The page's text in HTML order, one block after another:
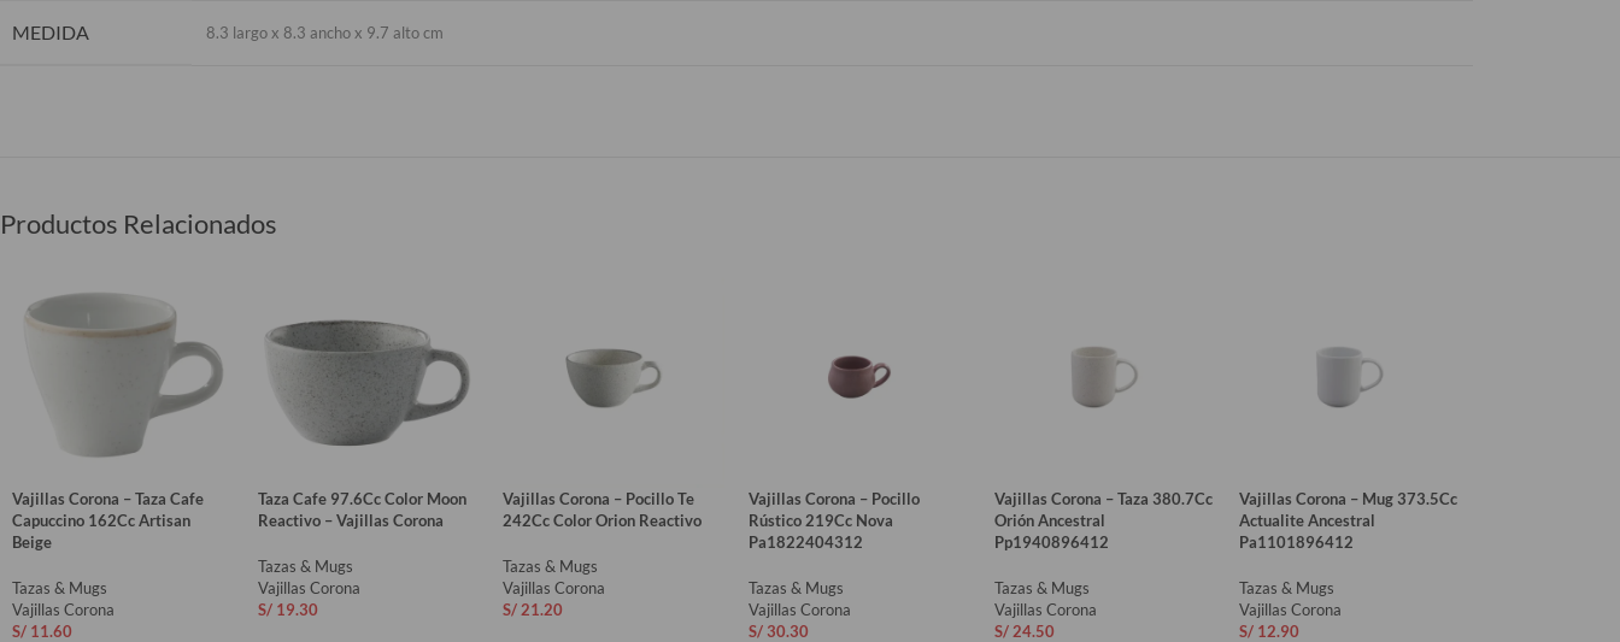
MEDIDA 8.3 largo x 8.3 ancho x 9.7 alto cm
Productos Relacionados
Vajillas Corona – Taza Cafe
Capuccino 162Cc Artisan
Beige
Tazas & Mugs
Vajillas Corona
S/ 11.60
Taza Cafe 97.6Cc Color Moon
Reactivo – Vajillas Corona
Tazas & Mugs
Vajillas Corona
S/19.30
Vajillas Corona – Pocillo Te
242Cc Color Orion Reactivo
Tazas & Mugs
Vajillas Corona
S/ 21.20
Vajillas Corona – Pocillo
Rústico 219Cc Nova
Pa1822404312
Tazas & Mugs
Vajillas Corona
S/30.30
Vajillas Corona – Taza 380.7Cc
Orión Ancestral
Pp1940896412
Tazas & Mugs
Vajillas Corona
S/24.50
Vajillas Corona – Mug 373.5Cc
Actualite Ancestral
Pa1101896412
Tazas & Mugs
Vajillas Corona
S/ 12.90